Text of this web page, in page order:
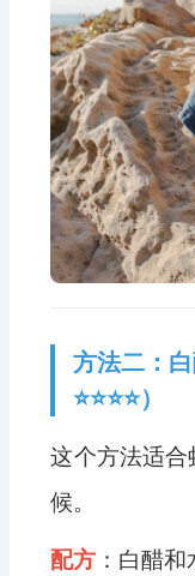
方法二：
⭐⭐⭐⭐）
这个方法适
候。
配方 ：白醋